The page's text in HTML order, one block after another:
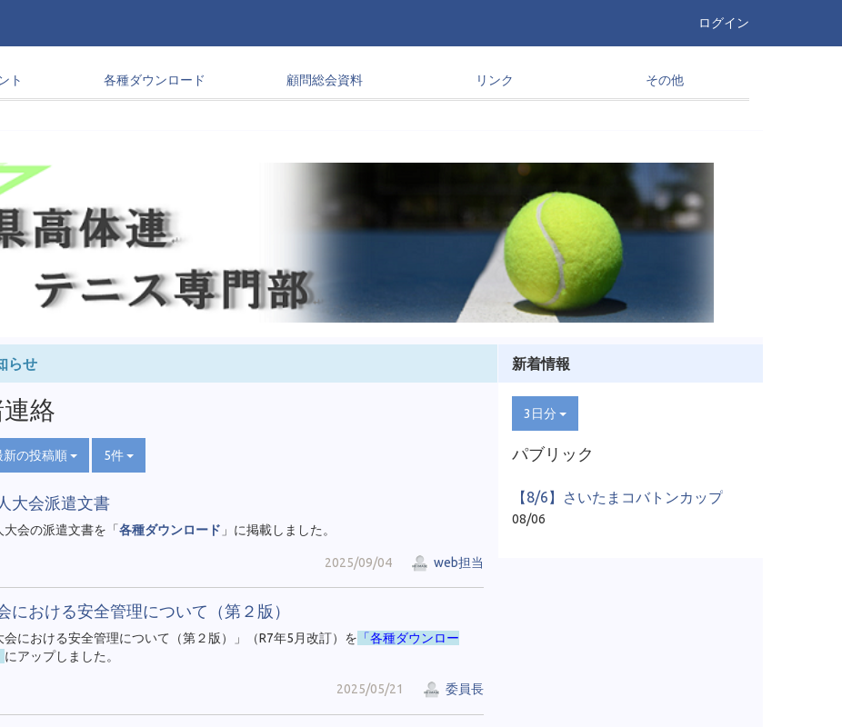
ログイン
ト 各種ダウンロード 顧問総会資料 リンク その他
らせ
絡
新の投稿順 5件
大会派遣文書
大会の派遣文書を「各種ダウンロード 」に掲載しました。
2025/09/04 web担当
における安全管理について（第２版）
会における安全管理について（第２版）」（R7年5月改訂）を 「各種ダウンロー
にアップしました。
2025/05/21 委員長
新着情報
3日分
パブリック
【8/6】さいたまコバトンカップ
08/06